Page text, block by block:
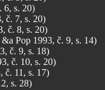
6, s. 20)
č. 7, s. 20)
č. 8, s. 20)
Pop 1993, č. 9, s. 14)
č. 9, s. 18)
č. 10, s. 20)
č. 11, s. 17)
s. 28)